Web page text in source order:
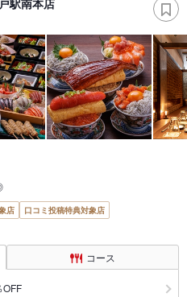
駅南本店
店
口コミ投稿特典対象店
コース
OFF